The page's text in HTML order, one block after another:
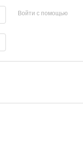
Войти с помощью